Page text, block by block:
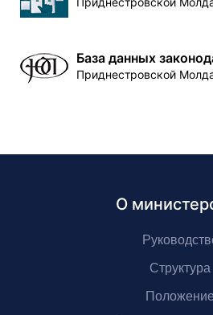
База данных
Приднестровской
О
Структура
Положение